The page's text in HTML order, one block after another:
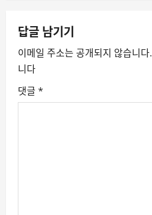
v
i
g
a
답글 남기기
이메일 주소는 공개되지 않습니다.
니다
댓글 *